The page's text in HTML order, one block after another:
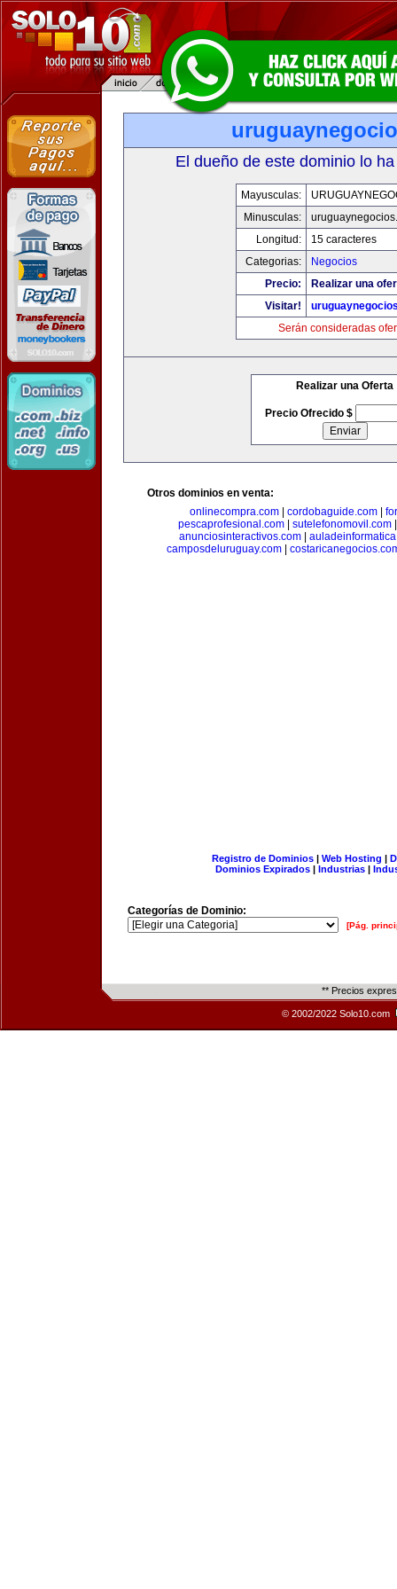
El dueño de este dominio lo
Mayusculas:
Minusculas:
Longitud:
15 caracteres
Categorias:
Negocios
Precio:
Realizar una
Visitar!
Serán consideradas
Realizar una Oferta
Precio Ofrecido $
Otros dominios en venta:
onlinecompra.com| cordobaguide.com|
pescaprofesional.com| sutelefonomovil.com
anunciosinteractivos.com|
camposdeluruguay.com|
Registro de Dominios| Web Hosting |
Dominios Expirados | Industrias |
Categorías de Dominio:
[Pág.
** Precios
© 2002/2022 Solo10.com